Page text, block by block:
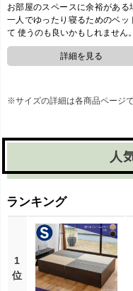
お部屋のスペースに余裕がある
一人でゆったり寝るためのベッ
て 使うのも良いかもしれません。
※サイズの詳細は各商品ページ
人
ランキング
1
位